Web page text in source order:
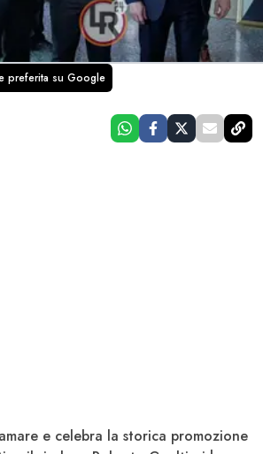
preferita su Google
e celebra la storica promozione